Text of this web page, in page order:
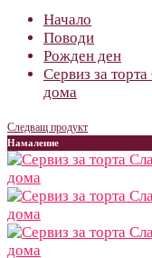
Начало
Поводи
Рожден ден
Сервиз за
дома
Следващ продукт
Намаление